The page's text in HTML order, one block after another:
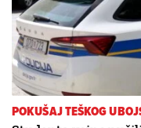
POKUŠAJ TEŠKOG